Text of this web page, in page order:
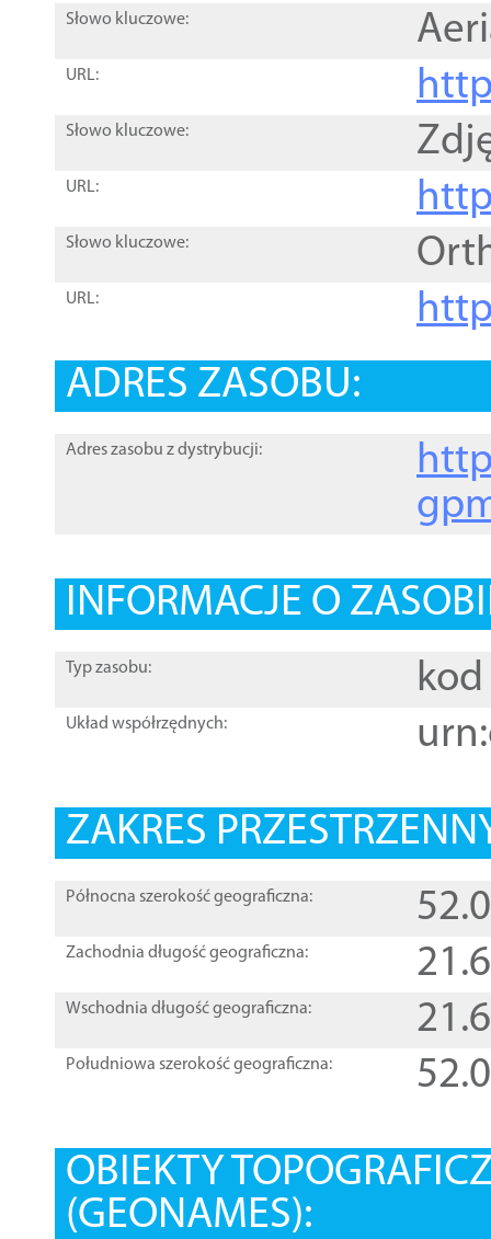
Słowo kluczowe:
URL:
Słowo kluczowe:
URL:
Słowo kluczowe:
URL:
ADRES ZASOBU:
Adres zasobu z dystrybucji:
INFORMACJE O
Typ zasobu: kod
Układ współrzędnych:
ZAKRES
Północna szerokość geograficzna:
Zachodnia długość geograficzna:
Wschodnia długość geograficzna:
Południowa szerokość geograficzna:
OBIEKTY
(GEONAMES):